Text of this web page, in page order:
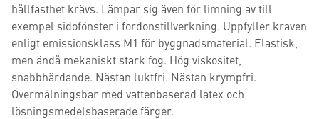
hållfasthet krävs. Lämpar sig även för limning av till
exempel sidofönster i fordonstillverkning. Uppfyller kraven
enligt emissionsklass M1 för byggnadsmaterial. Elastisk,
men ändå mekaniskt stark fog. Hög viskositet,
snabbhärdande. Nästan luktfri. Nästan krympfri.
Övermålningsbar med vattenbaserad latex och
lösningsmedelsbaserade färger.